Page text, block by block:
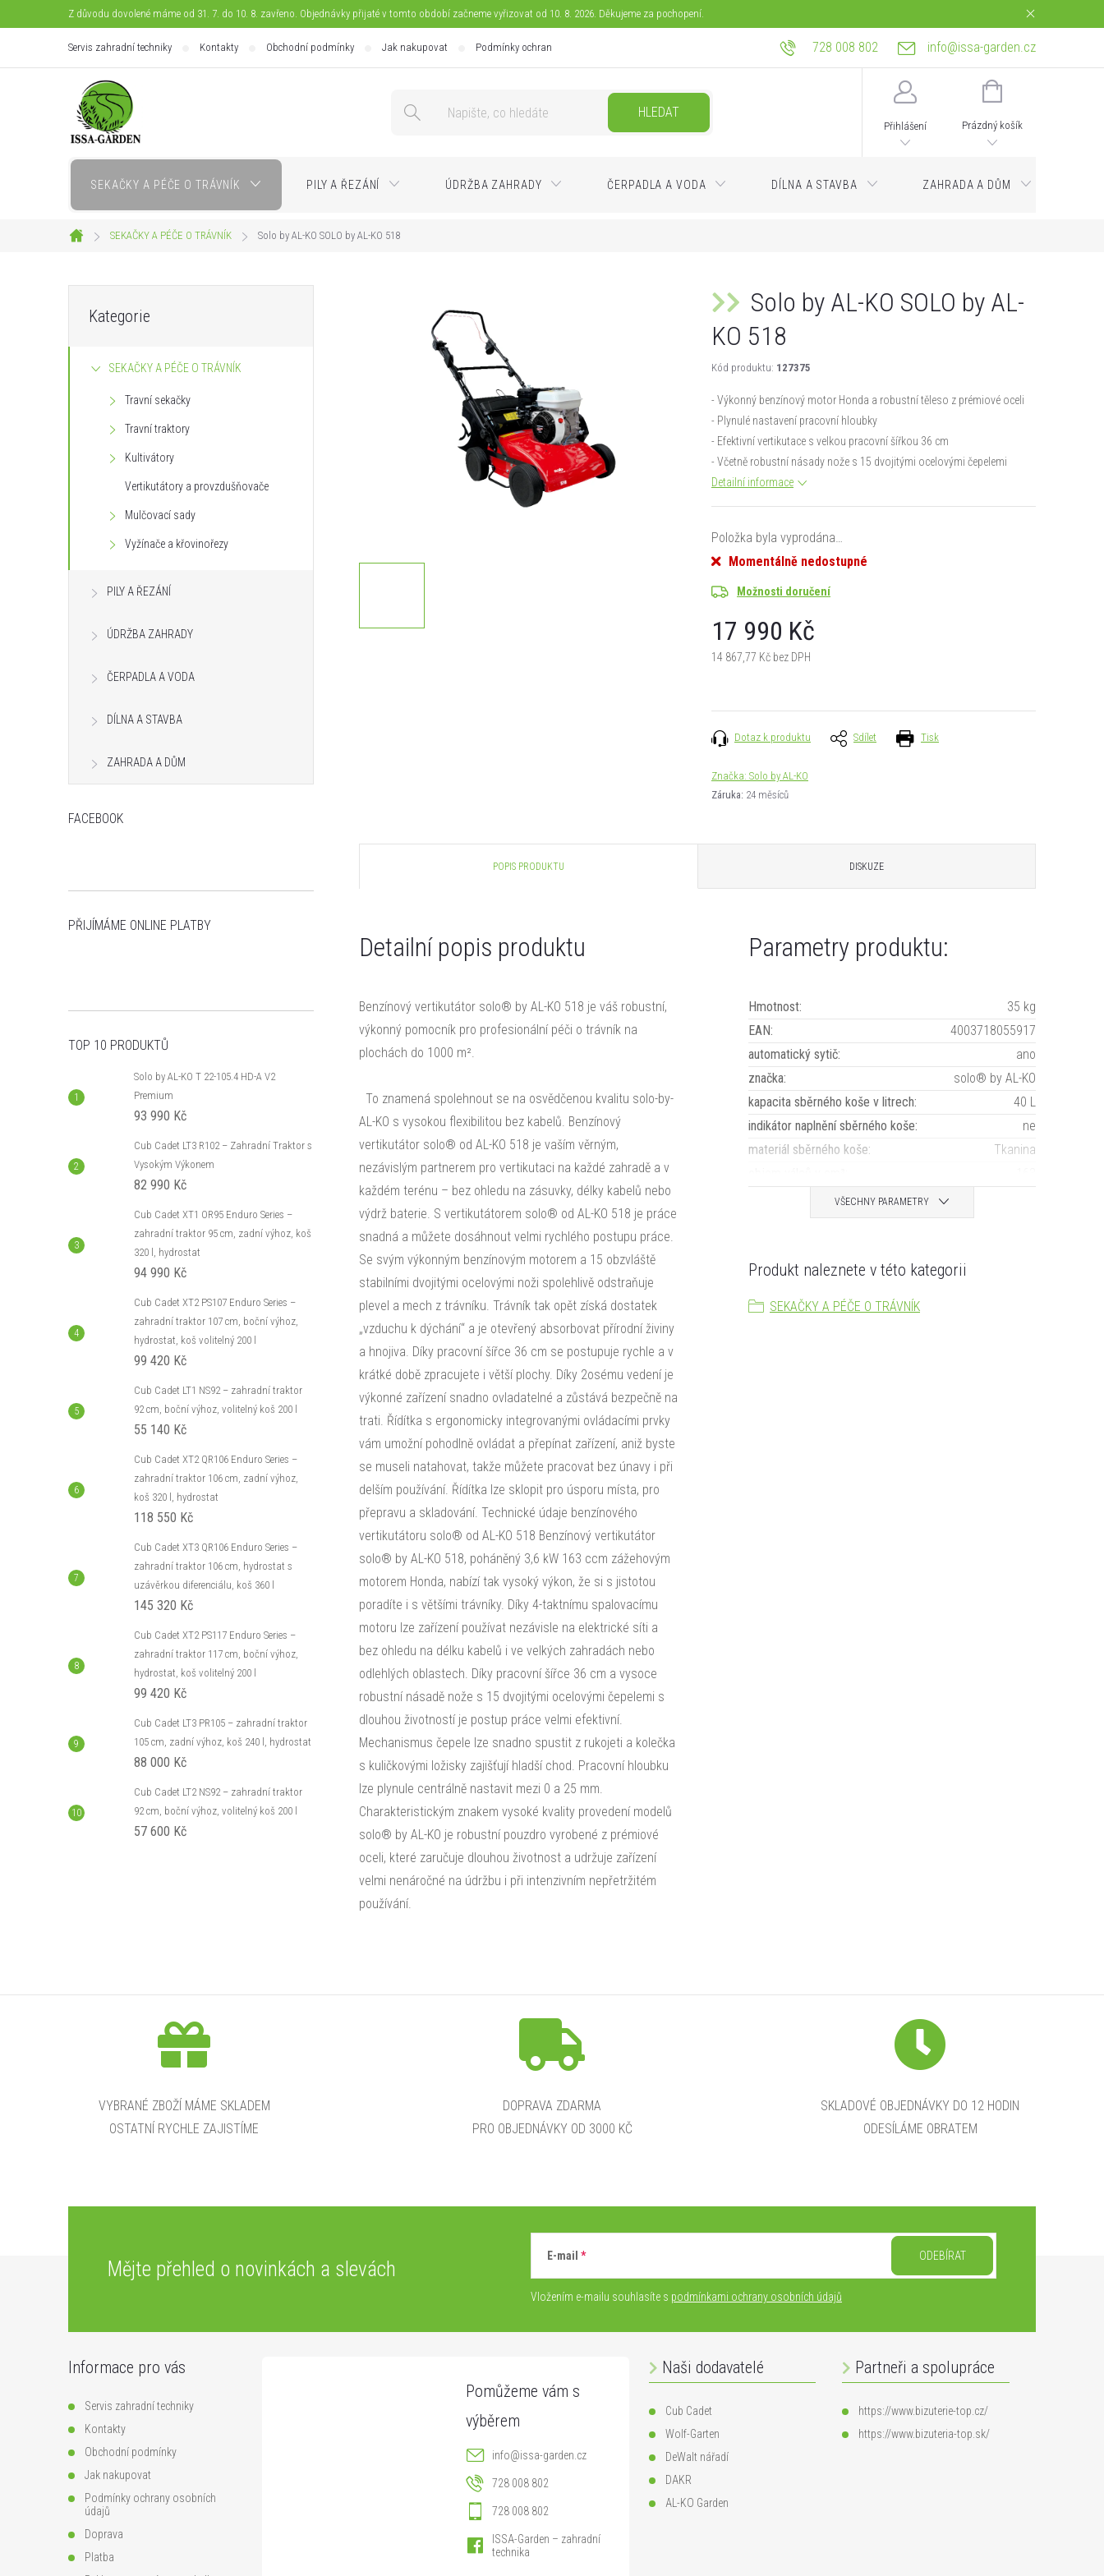
na
Z důvodu dovolené máme od 31. 7. do 10. 8. zavřeno. Objednávky přijaté v tomto období začneme vyřizovat od 10. 8. 2026. Děkujeme za pochopení.
728 008 802 info@issa-garden.cz
Servis zahradní techniky Kontakty Obchodní podmínky Jak nakupovat Podmínky ochrany osobních údajů Reklamace a práva z vadného plnění Bagrování a zemní práce
HLEDAT
Přihlášení
NÁKUPNÍ
Prázdný košík
SEKAČKY A PÉČE O TRÁVNÍK PILY A ŘEZÁNÍ ÚDRŽBA ZAHRADY ČERPADLA A VODA DÍLNA A STAVBA ZAHRADA A DŮM
Domů
SEKAČKY A PÉČE O TRÁVNÍK Solo by AL-KO SOLO by AL-KO 518
o
e
kategorie
Kategorie
SEKAČKY A PÉČE O TRÁVNÍK
Travní sekačky
Travní traktory
Kultivátory
Vertikutátory a provzdušňovače
Mulčovací sady
Vyžínače a křovinořezy
PILY A ŘEZÁNÍ
ÚDRŽBA ZAHRADY
ČERPADLA A VODA
DÍLNA A STAVBA
ZAHRADA A DŮM
FACEBOOK
PŘIJÍMÁME ONLINE PLATBY
TOP 10 PRODUKTŮ
Solo by AL-KO T 22-105.4 HD-A V2
Premium
93 990 Kč
Cub Cadet LT3 R102 – Zahradní Traktor s
Vysokým Výkonem
82 990 Kč
Cub Cadet XT1 OR95 Enduro Series –
zahradní traktor 95 cm, zadní výhoz, koš
320 l, hydrostat
94 990 Kč
Cub Cadet XT2 PS107 Enduro Series –
zahradní traktor 107 cm, boční výhoz,
hydrostat, koš volitelný 200 l
99 420 Kč
Cub Cadet LT1 NS92 – zahradní traktor
92 cm, boční výhoz, volitelný koš 200 l
55 140 Kč
Cub Cadet XT2 QR106 Enduro Series –
zahradní traktor 106 cm, zadní výhoz,
koš 320 l, hydrostat
118 550 Kč
Cub Cadet XT3 QR106 Enduro Series –
zahradní traktor 106 cm, hydrostat s
uzávěrkou diferenciálu, koš 360 l
145 320 Kč
Cub Cadet XT2 PS117 Enduro Series –
zahradní traktor 117 cm, boční výhoz,
hydrostat, koš volitelný 200 l
99 420 Kč
Cub Cadet LT3 PR105 – zahradní traktor
105 cm, zadní výhoz, koš 240 l, hydrostat
88 000 Kč
Cub Cadet LT2 NS92 – zahradní traktor
92 cm, boční výhoz, volitelný koš 200 l
57 600 Kč
Solo by AL-KO SOLO by AL-
KO 518
Kód produktu: 127375
- Výkonný benzínový motor Honda a robustní těleso z prémiové oceli
- Plynulé nastavení pracovní hloubky
- Efektivní vertikutace s velkou pracovní šířkou 36 cm
- Včetně robustní násady nože s 15 dvojitými ocelovými čepelemi
Detailní informace
Položka byla vyprodána…
Momentálně nedostupné
Možnosti doručení
17 990 Kč
14 867,77 Kč bez DPH
Tisk
Dotaz k produktu Sdílet
Značka: Solo by AL-KO
Záruka: 24 měsíců
POPIS PRODUKTU DISKUZE
Detailní popis produktu
Benzínový vertikutátor solo® by AL-KO 518 je váš robustní,
výkonný pomocník pro profesionální péči o trávník na
plochách do 1000 m².
To znamená spolehnout se na osvědčenou kvalitu solo-by-
AL-KO s vysokou flexibilitou bez kabelů. Benzínový
vertikutátor solo® od AL-KO 518 je vaším věrným,
nezávislým partnerem pro vertikutaci na každé zahradě a v
každém terénu – bez ohledu na zásuvky, délky kabelů nebo
výdrž baterie. S vertikutátorem solo® od AL-KO 518 je práce
snadná a můžete dosáhnout velmi rychlého postupu práce.
Se svým výkonným benzínovým motorem a 15 obzvláště
stabilními dvojitými ocelovými noži spolehlivě odstraňuje
plevel a mech z trávníku. Trávník tak opět získá dostatek
„vzduchu k dýchání“ a je otevřený absorbovat přírodní živiny
a hnojiva. Díky pracovní šířce 36 cm se postupuje rychle a v
krátké době zpracujete i větší plochy. Díky 2osému vedení je
výkonné zařízení snadno ovladatelné a zůstává bezpečně na
trati. Řídítka s ergonomicky integrovanými ovládacími prvky
vám umožní pohodlně ovládat a přepínat zařízení, aniž byste
se museli natahovat, takže můžete pracovat bez únavy i při
delším používání. Řídítka lze sklopit pro úsporu místa, pro
přepravu a skladování. Technické údaje benzínového
vertikutátoru solo® od AL-KO 518 Benzínový vertikutátor
solo® by AL-KO 518, poháněný 3,6 kW 163 ccm zážehovým
motorem Honda, nabízí tak vysoký výkon, že si s jistotou
poradíte i s většími trávníky. Díky 4-taktnímu spalovacímu
motoru lze zařízení používat nezávisle na elektrické síti a
bez ohledu na délku kabelů i ve velkých zahradách nebo
odlehlých oblastech. Díky pracovní šířce 36 cm a vysoce
robustní násadě nože s 15 dvojitými ocelovými čepelemi s
dlouhou životností je postup práce velmi efektivní.
Mechanismus čepele lze snadno spustit z rukojeti a kolečka
s kuličkovými ložisky zajišťují hladší chod. Pracovní hloubku
lze plynule centrálně nastavit mezi 0 a 25 mm.
Charakteristickým znakem vysoké kvality provedení modelů
solo® by AL-KO je robustní pouzdro vyrobené z prémiové
oceli, které zaručuje dlouhou životnost a udržuje zařízení
velmi nenáročné na údržbu i při intenzivním nepřetržitém
používání. ​
Parametry produktu:
Hmotnost:
35 kg
EAN:
4003718055917
automatický sytič:
ano
značka:
solo® by AL-KO
kapacita sběrného koše v litrech:
40 L
indikátor naplnění sběrného koše:
ne
materiál sběrného koše:
Tkanina
VŠECHNY PARAMETRY
Produkt naleznete v této kategorii
SEKAČKY A PÉČE O TRÁVNÍK
VYBRANÉ ZBOŽÍ MÁME SKLADEM
OSTATNÍ RYCHLE ZAJISTÍME
DOPRAVA ZDARMA
PRO OBJEDNÁVKY OD 3000 KČ
SKLADOVÉ OBJEDNÁVKY DO 12 HODIN
ODESÍLÁME OBRATEM
Mějte přehled o novinkách a slevách
E-mail
Vložením e-mailu souhlasíte s podmínkami ochrany osobních údajů
ODEBÍRAT
Informace pro vás
Servis zahradní techniky
Kontakty
Obchodní podmínky
Jak nakupovat
Podmínky ochrany osobních
údajů
Doprava
Platba
info@issa-garden.cz
728 008 802
728 008 802
ISSA-Garden – zahradní
technika
Naši dodavatelé
Cub Cadet
Wolf-Garten
DeWalt nářadí
DAKR
AL-KO Garden
Partneři a spolupráce
https://www.bizuterie-top.cz/
https://www.bizuteria-top.sk/